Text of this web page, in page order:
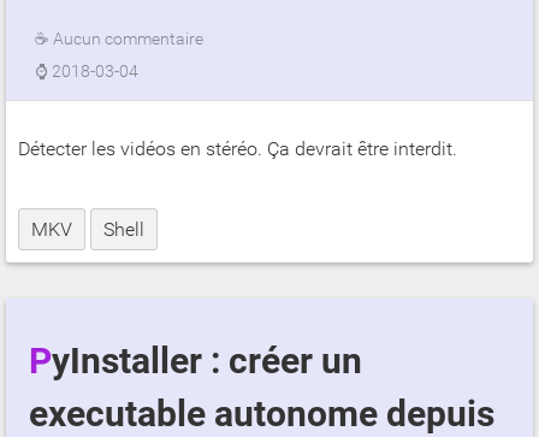
☕ Aucun commentaire
⌚ 2018-03-04
Détecter les vidéos en stéréo. Ça devrait être interdit.
MKV Shell
PyInstaller : créer un
executable autonome depuis